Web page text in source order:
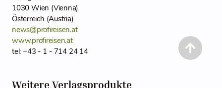
1030 Wien (Vienna)
Österreich (Austria)
news@profireisen.at
www.profireisen.at
tel: +43 - 1 - 714 24 14
Weitere Verlagsprodukte